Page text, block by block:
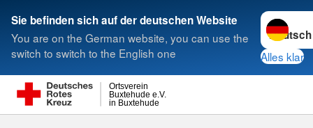
Sie befinden sich auf der deutschen Website
You are on the German website, you can use the
switch to switch to the English one
Sprache
Alles klar
in Buxtehude
Buxtehude e.V.
Ortsverein
Suche